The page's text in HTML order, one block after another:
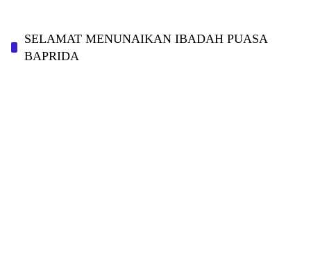
SELAMAT MENUNAIKAN IBADAH PUASA
BAPRIDA